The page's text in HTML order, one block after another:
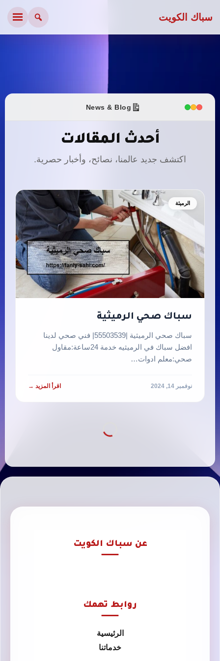
سباك الكويت
News & Blog
أحدث المقالات
اكتشف جديد عالمنا، نصائح، وأخبار حصرية.
الرميثة
سباك صحي الرميثية
سباك صحي الرميثية |55503539| فني صحي لدينا
افضل سباك في الرميثيه خدمة 24ساعة:مقاول
صحي:معلم ادوات…
نوفمبر 14, 2024 اقرأ المزيد →
عن سباك الكويت
روابط تهمك
الرئيسية
خدماتنا